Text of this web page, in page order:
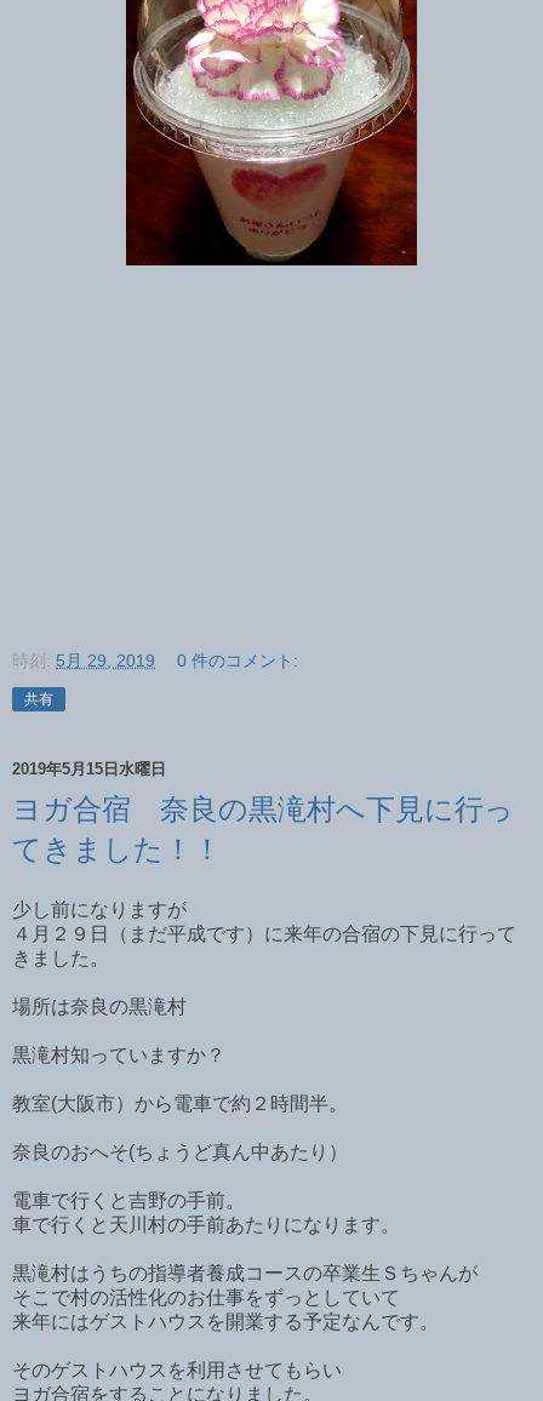
時刻: 5月 29, 2019 0 件のコメント:
共有
2019年5月15日水曜日
ヨガ合宿 奈良の黒滝村へ下見に行っ
てきました！！
少し前になりますが
４月２９日（まだ平成です）に来年の合宿の下見に行って
きました。
場所は奈良の黒滝村
黒滝村知っていますか？
教室(大阪市）から電車で約２時間半。
奈良のおへそ(ちょうど真ん中あたり）
電車で行くと吉野の手前。
車で行くと天川村の手前あたりになります。
黒滝村はうちの指導者養成コースの卒業生Ｓちゃんが
そこで村の活性化のお仕事をずっとしていて
来年にはゲストハウスを開業する予定なんです。
そのゲストハウスを利用させてもらい
ヨガ合宿をすることになりました。